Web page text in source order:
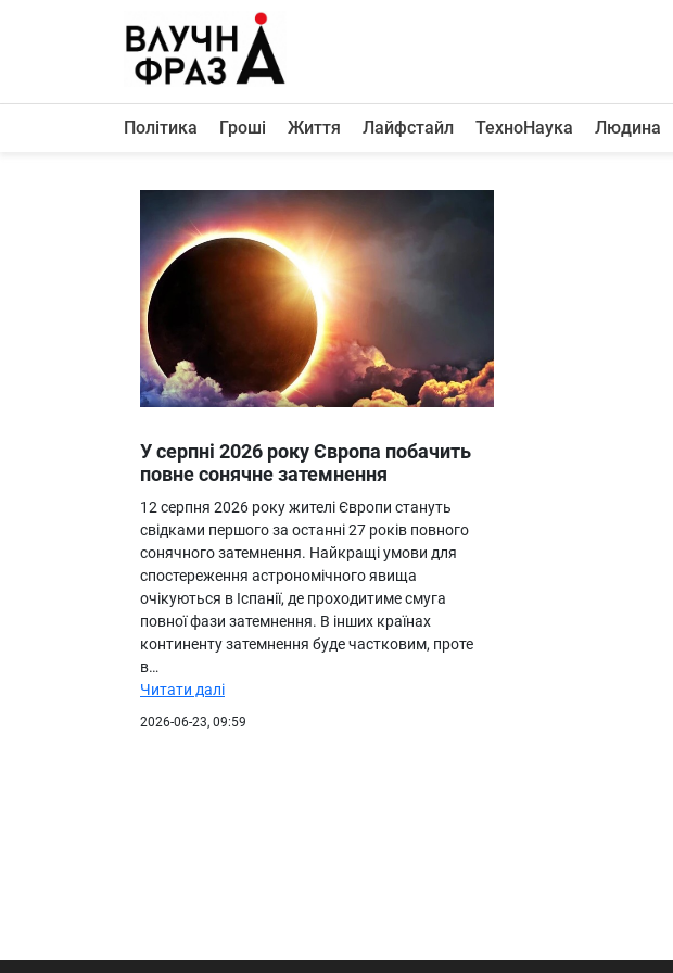
Політика
Життя
Лайфстайл
Корисності
Про нас
Політика Гроші Життя Лайфстайл ТехноНаука Людина
У серпні 2026 року Європа побачить
повне сонячне затемнення
12 серпня 2026 року жителі Європи стануть
свідками першого за останні 27 років повного
сонячного затемнення. Найкращі умови для
спостереження астрономічного явища
очікуються в Іспанії, де проходитиме смуга
повної фази затемнення. В інших країнах
континенту затемнення буде частковим, проте
в…
Читати далі
2026-06-23, 09:59